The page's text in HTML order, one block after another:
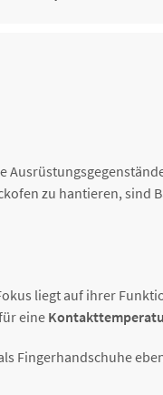
zu hantieren,
liegt auf ihrer
eine
Fingerhandschuhe